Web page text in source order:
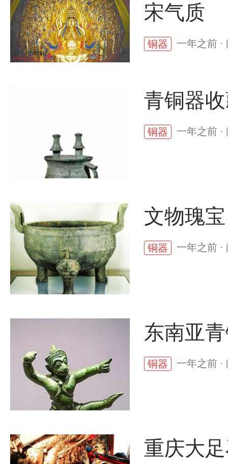
宋气质
铜器 一年之前 ·
青铜器
铜器 一年之前 ·
文物瑰
铜器 一年之前 ·
东南亚
铜器 一年之前 ·
重庆大